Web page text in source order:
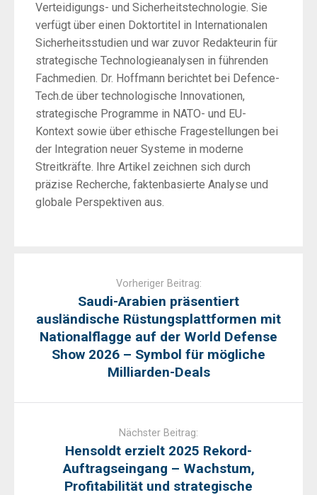
Verteidigungs- und Sicherheitstechnologie. Sie
verfügt über einen Doktortitel in Internationalen
Sicherheitsstudien und war zuvor Redakteurin für
strategische Technologieanalysen in führenden
Fachmedien. Dr. Hoffmann berichtet bei Defence-
Tech.de über technologische Innovationen,
strategische Programme in NATO- und EU-
Kontext sowie über ethische Fragestellungen bei
der Integration neuer Systeme in moderne
Streitkräfte. Ihre Artikel zeichnen sich durch
präzise Recherche, faktenbasierte Analyse und
globale Perspektiven aus.
Vorheriger Beitrag:
Saudi-Arabien präsentiert
ausländische Rüstungsplattformen mit
Nationalflagge auf der World Defense
Show 2026 – Symbol für mögliche
Milliarden-Deals
Nächster Beitrag:
Hensoldt erzielt 2025 Rekord-
Auftragseingang – Wachstum,
Profitabilität und strategische